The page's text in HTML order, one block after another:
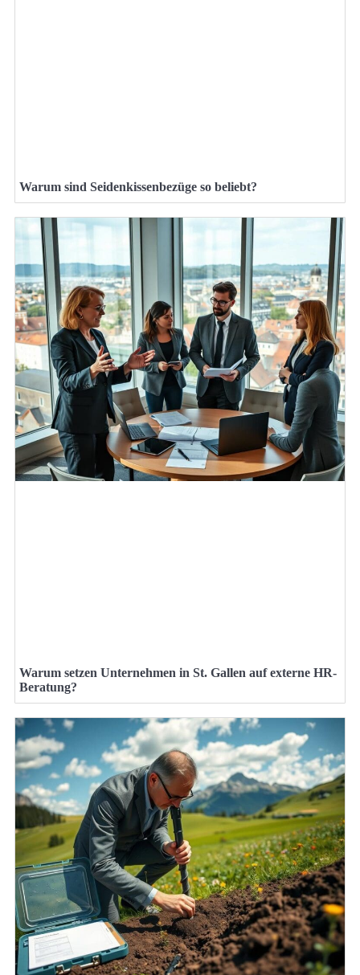
Warum sind Seidenkissenbezüge so beliebt?
Warum setzen Unternehmen in St. Gallen auf externe HR-
Beratung?